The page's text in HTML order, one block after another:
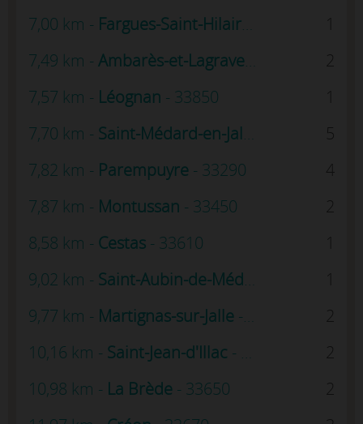
7,00 km - Fargues-Saint-Hilaire - 33370
7,49 km - Ambarès-et-Lagrave- 33440
2
7,57 km - Léognan - 33850
7,70 km - Saint-Médard-en-Jalles
5
7,82 km - Parempuyre - 33290
4
7,87 km - Montussan - 33450
2
8,58 km - Cestas - 33610
9,02 km - Saint-Aubin-de-Médoc
9,77 km - Martignas-sur-Jalle - 33127
2
10,16 km - Saint-Jean-d'Illac - 33127
2
10,98 km - La Brède - 33650
2